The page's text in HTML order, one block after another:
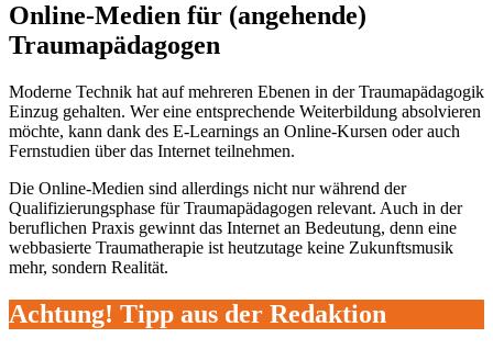
Online-Medien für (angehende)
Traumapädagogen
Moderne Technik hat auf mehreren Ebenen in der Traumapädagogik
Einzug gehalten. Wer eine entsprechende Weiterbildung absolvieren
möchte, kann dank des E-Learnings an Online-Kursen oder auch
Fernstudien über das Internet teilnehmen.
Die Online-Medien sind allerdings nicht nur während der
Qualifizierungsphase für Traumapädagogen relevant. Auch in der
beruflichen Praxis gewinnt das Internet an Bedeutung, denn eine
webbasierte Traumatherapie ist heutzutage keine Zukunftsmusik
mehr, sondern Realität.
Achtung! Tipp aus der Redaktion